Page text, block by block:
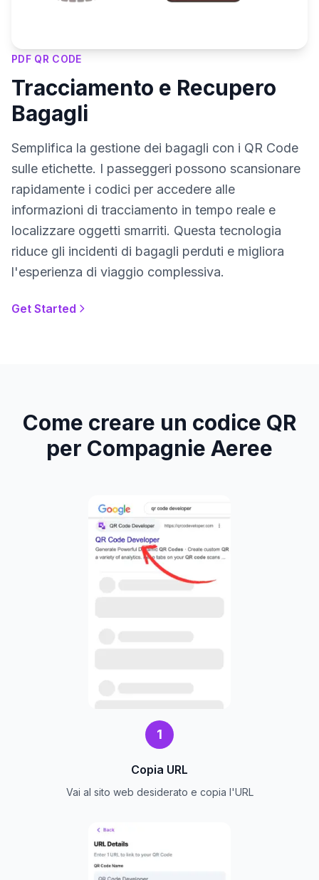
PDF QR CODE
Tracciamento e Recupero
Bagagli
Semplifica la gestione dei bagagli con i QR Code
sulle etichette. I passeggeri possono scansionare
rapidamente i codici per accedere alle
informazioni di tracciamento in tempo reale e
localizzare oggetti smarriti. Questa tecnologia
riduce gli incidenti di bagagli perduti e migliora
l'esperienza di viaggio complessiva.
Get Started
Come creare un codice QR
per Compagnie Aeree
1
Copia URL
Vai al sito web desiderato e copia l'URL